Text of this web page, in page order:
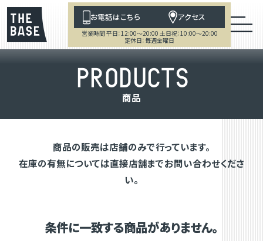
お電話はこちら アクセス
営業時間 平日：12:00～20:00 土日祝：10:00～20:00
定休日：毎週金曜日
PRODUCTS
商品
商品の販売は店舗のみで行っています。
在庫の有無については直接店舗までお問い合わせくださ
い。
条件に一致する商品がありません。